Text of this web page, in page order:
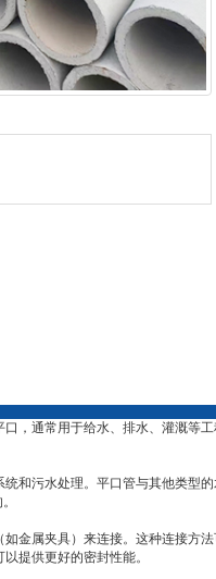
，通常用于给水、排水、灌溉等工
和污水处理。平口管与其他类型的
金属夹具）来连接。这种连接方法
提供更好的密封性能。